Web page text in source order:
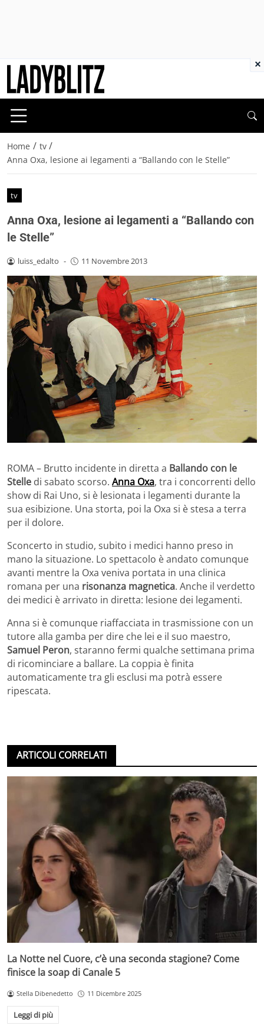
Home / tv /
Anna Oxa, lesione ai legamenti a “Ballando con le Stelle”
tv
Anna Oxa, lesione ai legamenti a “Ballando con
le Stelle”
luiss_edalto - 11 Novembre 2013
ROMA – Brutto incidente in diretta a Ballando con le
Stelle di sabato scorso. Anna Oxa, tra i concorrenti dello
show di Rai Uno, si è lesionata i legamenti durante la
sua esibizione. Una storta, poi la Oxa si è stesa a terra
per il dolore.
Sconcerto in studio, subito i medici hanno preso in
mano la situazione. Lo spettacolo è andato comunque
avanti mentre la Oxa veniva portata in una clinica
romana per una risonanza magnetica. Anche il verdetto
dei medici è arrivato in diretta: lesione dei legamenti.
Anna si è comunque riaffacciata in trasmissione con un
tutore alla gamba per dire che lei e il suo maestro,
Samuel Peron, staranno fermi qualche settimana prima
di ricominciare a ballare. La coppia è finita
automaticamente tra gli esclusi ma potrà essere
ripescata.
ARTICOLI CORRELATI
La Notte nel Cuore, c’è una seconda stagione? Come
finisce la soap di Canale 5
Stella Dibenedetto 11 Dicembre 2025
Leggi di più
×